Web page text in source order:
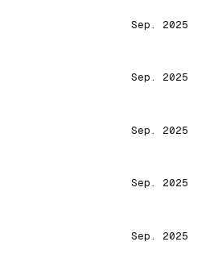
Sep. 2025
Sep. 2025
Sep. 2025
Sep. 2025
Sep. 2025